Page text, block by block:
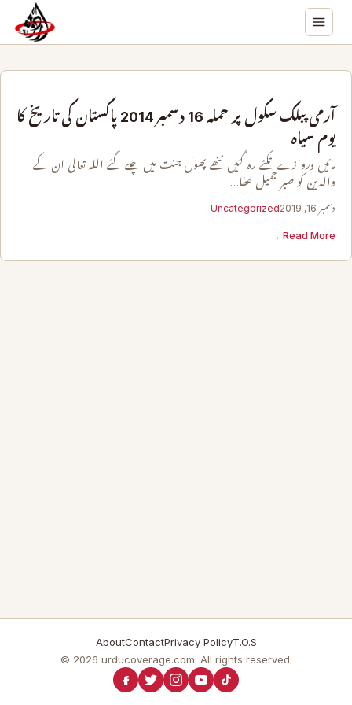
آرمی پبلک سکول پر حملہ 16 دسمبر 2014 پاکستان کی تاریخ کا
یوم سیاہ
مائیں دروازے تکتے رہ گئیں ننھے پھول جنت میں چلے گئے اللہ تعالیٰ ان کے
والدین کو صبر جمیل عطا…
دسمبر 16, 2019 Uncategorized
Read More →
AboutContactPrivacy PolicyT.O.S
© 2026 urducoverage.com. All rights reserved.